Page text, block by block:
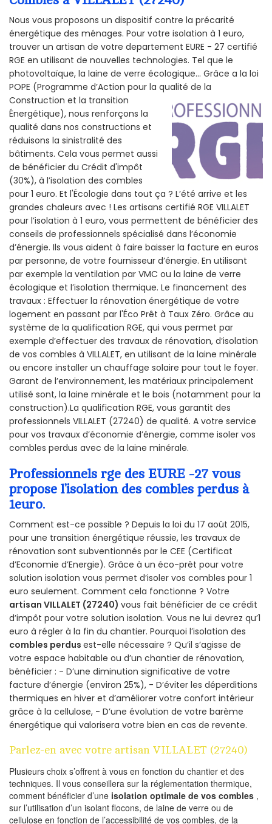
Nous vous proposons un dispositif contre la précarité
énergétique des ménages. Pour votre isolation à 1 euro,
trouver un artisan de votre departement EURE - 27 certifié
RGE en utilisant de nouvelles technologies. Tel que le
photovoltaïque, la laine de verre écologique... Grâce a la loi
POPE (Programme d’Action pour la qualité de la
Construction et la transition
Énergétique), nous renforçons la
qualité dans nos constructions et
réduisons la sinistralité des
bâtiments. Cela vous permet aussi
de bénéficier du Crédit d'impôt
(30%), à l’isolation des combles
pour 1 euro. Et l'Écologie dans tout ça ? L’été arrive et les
grandes chaleurs avec ! Les artisans certifié RGE VILLALET
pour l’isolation à 1 euro, vous permettent de bénéficier des
conseils de professionnels spécialisé dans l’économie
d’énergie. Ils vous aident à faire baisser la facture en euros
par personne, de votre fournisseur d’énergie. En utilisant
par exemple la ventilation par VMC ou la laine de verre
écologique et l’isolation thermique. Le financement des
travaux : Effectuer la rénovation énergétique de votre
logement en passant par l'Éco Prêt à Taux Zéro. Grâce au
système de la qualification RGE, qui vous permet par
exemple d’effectuer des travaux de rénovation, d’isolation
de vos combles à VILLALET, en utilisant de la laine minérale
ou encore installer un chauffage solaire pour tout le foyer.
Garant de l’environnement, les matériaux principalement
utilisé sont, la laine minérale et le bois (notamment pour la
construction).La qualification RGE, vous garantit des
professionnels VILLALET (27240) de qualité. A votre service
pour vos travaux d’économie d’énergie, comme isoler vos
combles perdus avec de la laine minérale.
Professionnels rge des EURE -27 vous
propose l’isolation des combles perdus à
1euro.
Comment est-ce possible ? Depuis la loi du 17 août 2015,
pour une transition énergétique réussie, les travaux de
rénovation sont subventionnés par le CEE (Certificat
d’Economie d’Energie). Grâce à un éco-prêt pour votre
solution isolation vous permet d’isoler vos combles pour 1
euro seulement. Comment cela fonctionne ? Votre
artisan VILLALET (27240) vous fait bénéficier de ce crédit
d’impôt pour votre solution isolation. Vous ne lui devrez qu’1
euro à régler à la fin du chantier. Pourquoi l’isolation des
combles perdus est-elle nécessaire ? Qu’il s’agisse de
votre espace habitable ou d’un chantier de rénovation,
bénéficier : - D’une diminution significative de votre
facture d’énergie (environ 25%), - D’éviter les déperditions
thermiques en hiver et d’améliorer votre confort intérieur
grâce à la cellulose, - D’une évolution de votre barème
énergétique qui valorisera votre bien en cas de revente.
Parlez-en avec votre artisan VILLALET (27240)
Plusieurs choix s’offrent à vous en fonction du chantier et des
techniques. Il vous conseillera sur la réglementation thermique,
comment bénéficier d’une isolation optimale de vos combles ,
sur l’utilisation d’un isolant flocons, de laine de verre ou de
cellulose en fonction de l’accessibilité de vos combles, de la